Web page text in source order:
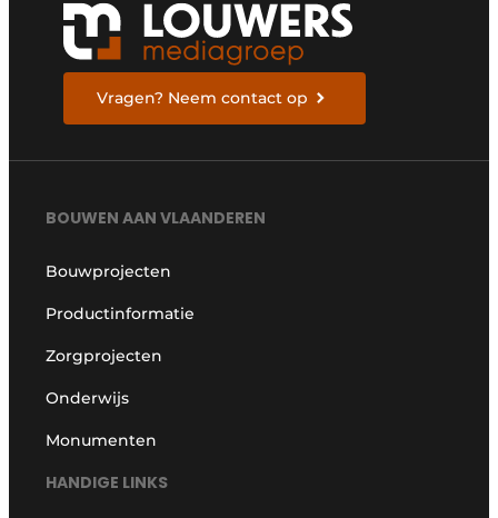
Vragen? Neem contact op
BOUWEN AAN VLAANDEREN
Bouwprojecten
Productinformatie
Zorgprojecten
Onderwijs
Monumenten
HANDIGE LINKS